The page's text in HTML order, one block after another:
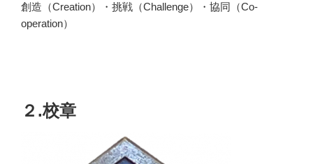
創造（Creation）・挑戦（Challenge）・協同（Co-
operation）
２.校章